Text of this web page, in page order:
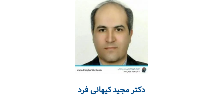
دکتر مجید کیهانی فرد